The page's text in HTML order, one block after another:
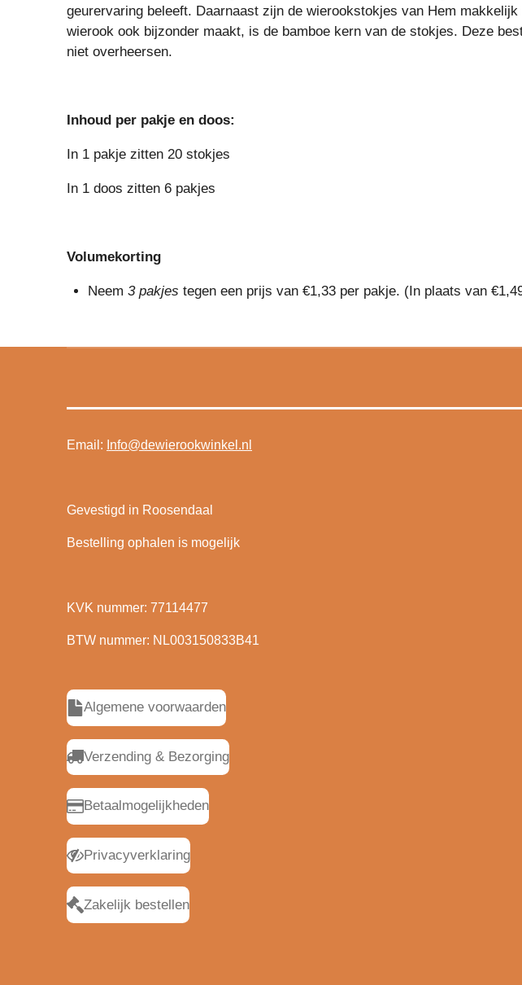
geurervaring beleeft. Daarnaast zijn de wierookstokjes van Hem
wierook ook bijzonder maakt, is de bamboe kern van de stokjes. Deze
niet overheersen.
Inhoud per pakje en doos:
In 1 pakje zitten 20 stokjes
In 1 doos zitten 6 pakjes
Volumekorting
Neem 3 pakjes tegen een prijs van €1,33 per pakje. (In plaats van
Email: Info@dewierookwinkel.nl
Gevestigd in Roosendaal
Bestelling ophalen is mogelijk
KVK nummer: 77114477
BTW nummer: NL003150833B41
Algemene voorwaarden
Verzending & Bezorging
Betaalmogelijkheden
Privacyverklaring
Zakelijk bestellen